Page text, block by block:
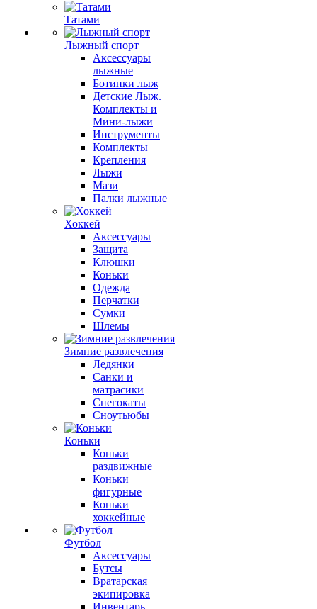
Татами
Лыжный спорт
Аксессуары
лыжные
Ботинки лыж
Детские Лыж.
Комплекты и
Мини-лыжи
Инструменты
Комплекты
Крепления
Лыжи
Мази
Палки лыжные
Хоккей
Аксессуары
Защита
Клюшки
Коньки
Одежда
Перчатки
Сумки
Шлемы
Зимние развлечения
Ледянки
Санки и
матрасики
Снегокаты
Сноутьюбы
Коньки
Коньки
раздвижные
Коньки
фигурные
Коньки
хоккейные
Футбол
Аксессуары
Бутсы
Вратарская
экипировка
Инвентарь